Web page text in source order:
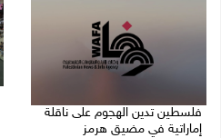
فلسطين تدين الهجوم على ناقلة
إماراتية في مضيق هرمز